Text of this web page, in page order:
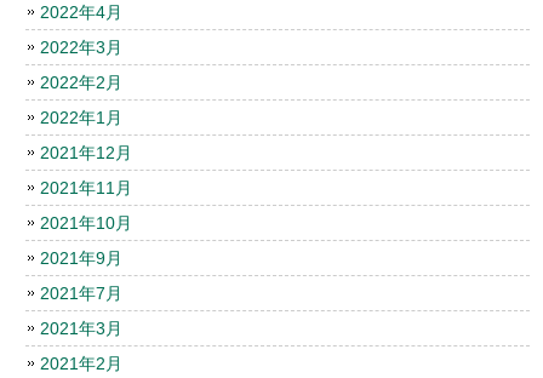
2022年4月
2022年3月
2022年2月
2022年1月
2021年12月
2021年11月
2021年10月
2021年9月
2021年7月
2021年3月
2021年2月